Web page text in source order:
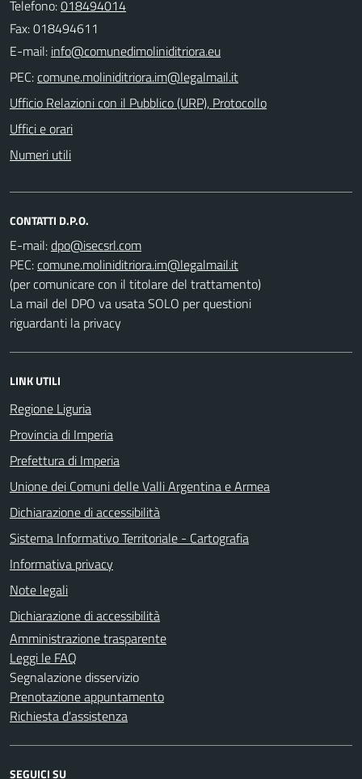
Telefono:018494014
Fax: 018494611
E-mail:
PEC:
Ufficio Relazioni con il Pubblico (URP), Protocollo
Uffici e orari
Numeri utili
CONTATTI D.P.O.
E-mail:
PEC:
(per comunicare con il titolare del trattamento)
La mail del DPO va usata SOLO per questioni
riguardanti la privacy
LINK UTILI
Regione Liguria
Provincia di Imperia
Prefettura di Imperia
Unione dei Comuni delle Valli Argentina e Armea
Dichiarazione di accessibilità
Sistema Informativo Territoriale - Cartografia
Informativa privacy
Note legali
Dichiarazione di accessibilità
Amministrazione trasparente
Leggi le FAQ
Segnalazione disservizio
Prenotazione appuntamento
Richiesta d'assistenza
SEGUICI SU